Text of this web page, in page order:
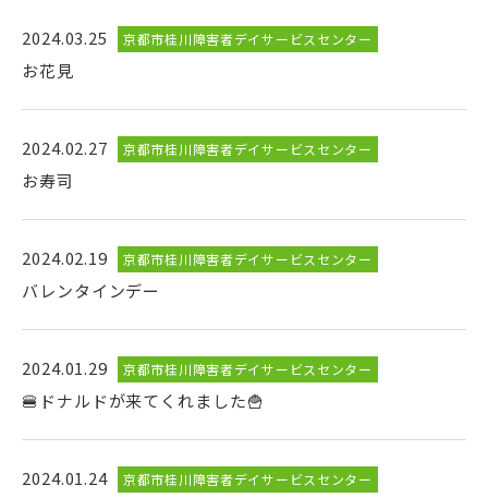
2024.03.25 京都市桂川障害者デイサービスセンター
お花見
2024.02.27 京都市桂川障害者デイサービスセンター
お寿司
2024.02.19 京都市桂川障害者デイサービスセンター
バレンタインデー
2024.01.29 京都市桂川障害者デイサービスセンター
🍔ドナルドが来てくれました🍟
2024.01.24 京都市桂川障害者デイサービスセンター